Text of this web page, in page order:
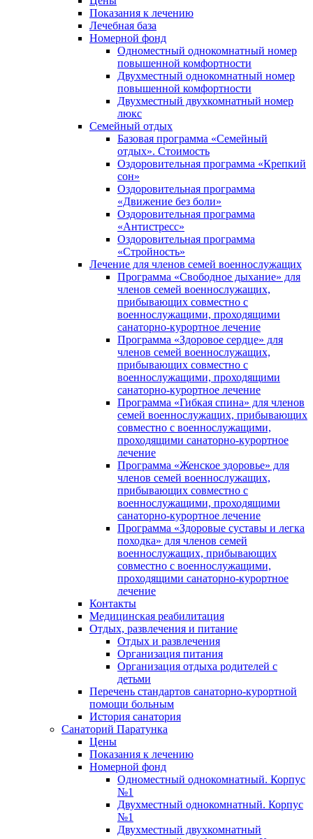
Показания к лечению
Лечебная база
Номерной фонд
Одноместный однокомнатный номер
повышенной комфортности
Двухместный однокомнатный номер
повышенной комфортности
Двухместный двухкомнатный номер
люкс
Семейный отдых
Базовая программа «Семейный
отдых». Стоимость
Оздоровительная программа «Крепкий
сон»
Оздоровительная программа
«Движение без боли»
Оздоровительная программа
«Антистресс»
Оздоровительная программа
«Стройность»
Лечение для членов семей военнослужащих
Программа «Свободное дыхание» для
членов семей военнослужащих,
прибывающих совместно с
военнослужащими, проходящими
санаторно-курортное лечение
Программа «Здоровое сердце» для
членов семей военнослужащих,
прибывающих совместно с
военнослужащими, проходящими
санаторно-курортное лечение
Программа «Гибкая спина» для членов
семей военнослужащих, прибывающих
совместно с военнослужащими,
проходящими санаторно-курортное
лечение
Программа «Женское здоровье» для
членов семей военнослужащих,
прибывающих совместно с
военнослужащими, проходящими
санаторно-курортное лечение
Программа «Здоровые суставы и легка
походка» для членов семей
военнослужащих, прибывающих
совместно с военнослужащими,
проходящими санаторно-курортное
лечение
Контакты
Медицинская реабилитация
Отдых, развлечения и питание
Отдых и развлечения
Организация питания
Организация отдыха родителей с
детьми
Перечень стандартов санаторно-курортной
помощи больным
История санатория
Санаторий Паратунка
Цены
Показания к лечению
Номерной фонд
Одноместный однокомнатный. Корпус
№1
Двухместный однокомнатный. Корпус
№1
Двухместный двухкомнатный